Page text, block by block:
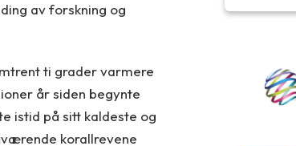
av forskning og
ti grader varmere
år siden begynte
istid på sitt kaldeste og
korallrevene